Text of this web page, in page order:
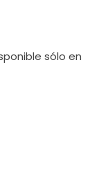
sólo en